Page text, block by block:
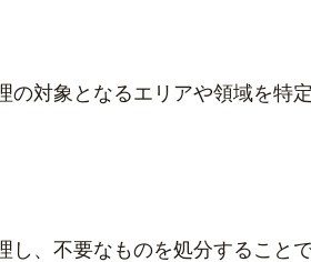
の対象となるエリアや領域を特
、不要なものを処分すること